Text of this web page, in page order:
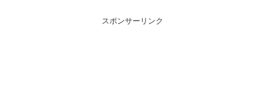
スポンサーリンク